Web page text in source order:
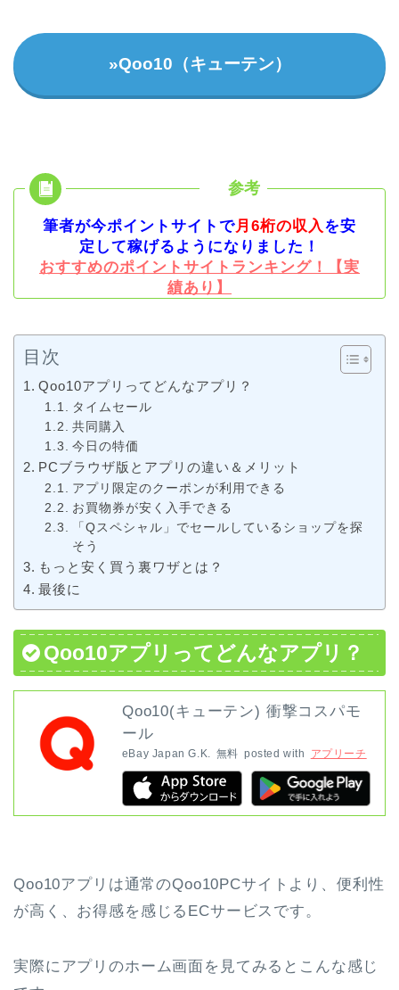
»Qoo10（キューテン）
筆者が今ポイントサイトで月6桁の収入 を安
定して稼げるようになりました！
おすすめのポイントサイトランキング！【実
績あり】
目次
Qoo10アプリってどんなアプリ？
タイムセール
共同購入
今日の特価
PCブラウザ版とアプリの違い＆メリット
アプリ限定のクーポンが利用できる
お買物券が安く入手できる
「Qスペシャル」でセールしているショップを探
そう
もっと安く買う裏ワザとは？
最後に
Qoo10アプリってどんなアプリ？
Qoo10(キューテン) 衝撃コスパモ
ール
eBay Japan G.K. 無料 posted with アプリーチ
Qoo10アプリは通常のQoo10PCサイトより、便利性
が高く、お得感を感じるECサービスです。
実際にアプリのホーム画面を見てみるとこんな感じ